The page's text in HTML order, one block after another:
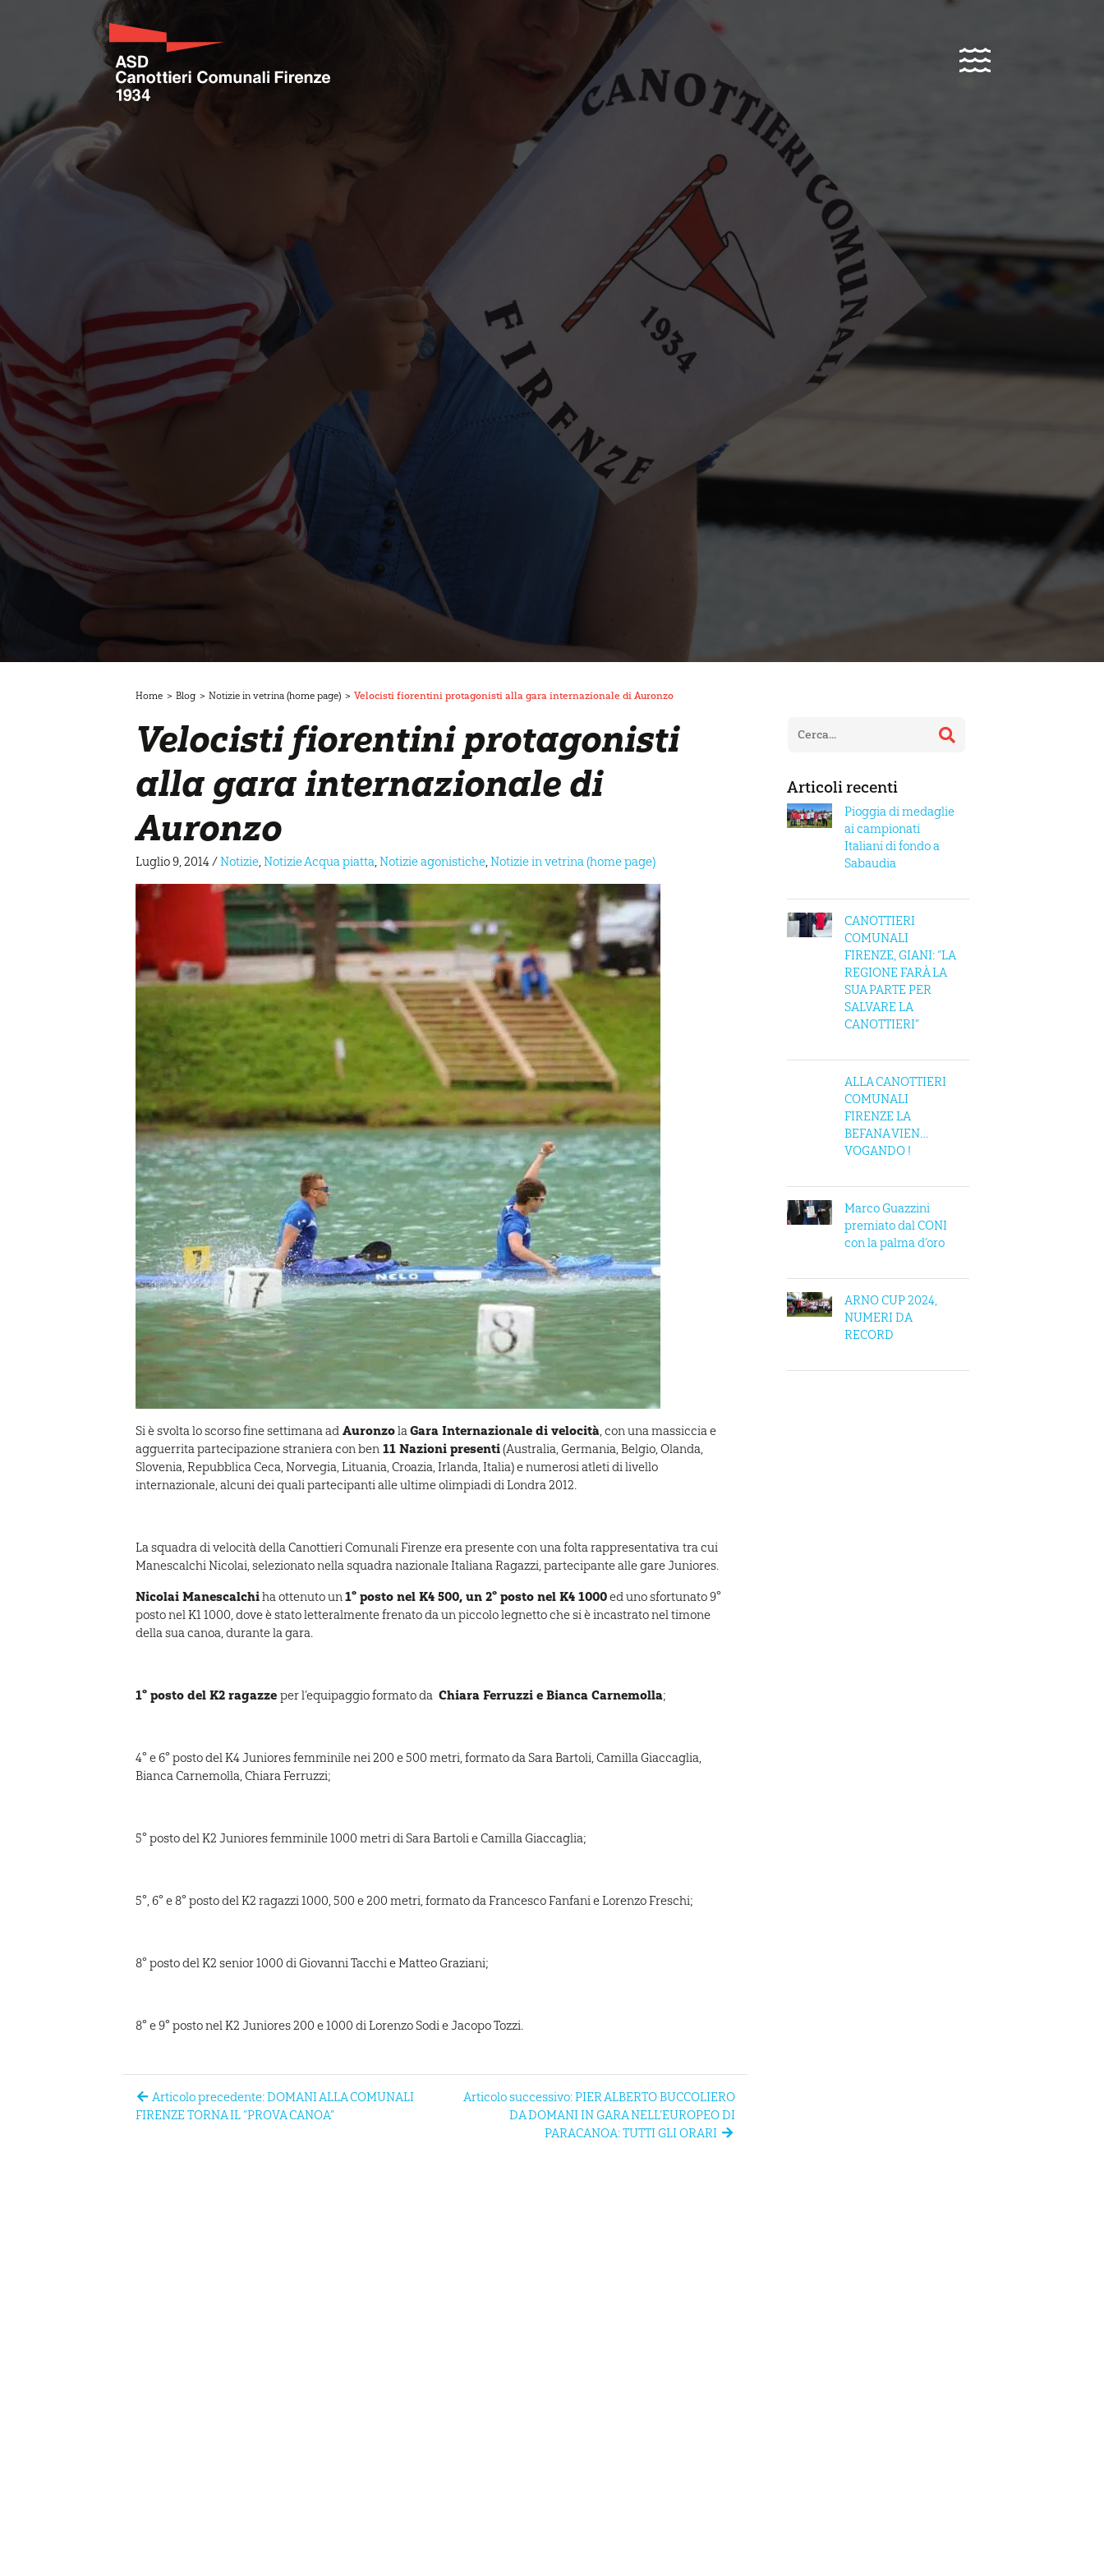
Home > Blog > Notizie in vetrina (home page) > Velocisti fiorentini protagonisti alla gara internazionale di Auronzo
Velocisti fiorentini protagonisti
alla gara internazionale di
Auronzo
Luglio 9, 2014/Notizie,Notizie Acqua piatta,Notizie agonistiche,Notizie in vetrina (home page)
Si è svolta lo scorso fine settimana ad AuronzolaGara Internazionale di velocità, con una massiccia e
agguerrita partecipazione straniera con ben11 Nazioni presenti(Australia, Germania, Belgio, Olanda,
Slovenia, Repubblica Ceca, Norvegia, Lituania, Croazia, Irlanda, Italia) e numerosi atleti di livello
internazionale, alcuni dei quali partecipanti alle ultime olimpiadi di Londra 2012.
La squadra di velocità della Canottieri Comunali Firenze era presente con una folta rappresentativa tra cui
Manescalchi Nicolai, selezionato nella squadra nazionale Italiana Ragazzi, partecipante alle gare Juniores.
Nicolai Manescalchiha ottenuto un1° posto nel K4 500, un 2° posto nel K4 1000ed uno sfortunato 9°
posto nel K1 1000, dove è stato letteralmente frenato da un piccolo legnetto che si è incastrato nel timone
della sua canoa, durante la gara.
1° posto del K2 ragazzeper l’equipaggio formato da Chiara Ferruzzi e Bianca Carnemolla;
4° e 6° posto del K4 Juniores femminile nei 200 e 500 metri, formato da Sara Bartoli, Camilla Giaccaglia,
Bianca Carnemolla, Chiara Ferruzzi;
5° posto del K2 Juniores femminile 1000 metri di Sara Bartoli e Camilla Giaccaglia;
5°, 6° e 8° posto del K2 ragazzi 1000, 500 e 200 metri, formato da Francesco Fanfani e Lorenzo Freschi;
8° posto del K2 senior 1000 di Giovanni Tacchi e Matteo Graziani;
8° e 9° posto nel K2 Juniores 200 e 1000 di Lorenzo Sodi e Jacopo Tozzi.
Articolo precedente: DOMANI ALLA COMUNALI
FIRENZE TORNA IL “PROVA CANOA”
Articolo successivo: PIER ALBERTO BUCCOLIERO
DA DOMANI IN GARA NELL’EUROPEO DI
PARACANOA: TUTTI GLI ORARI
Articoli recenti
Pioggia di medaglie
ai campionati
Italiani di fondo a
Sabaudia
CANOTTIERI
COMUNALI
FIRENZE, GIANI: “LA
REGIONE FARÀ LA
SUA PARTE PER
SALVARE LA
CANOTTIERI”
ALLA CANOTTIERI
COMUNALI
FIRENZE LA
BEFANA VIEN…
VOGANDO !
Marco Guazzini
premiato dal CONI
con la palma d’oro
ARNO CUP 2024,
NUMERI DA
RECORD